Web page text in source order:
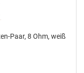
Paar, 8 Ohm, weiß